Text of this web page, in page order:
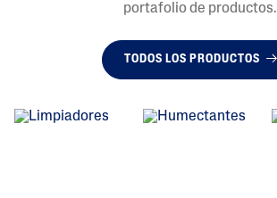
portafolio de productos.
TODOS LOS PRODUCTOS